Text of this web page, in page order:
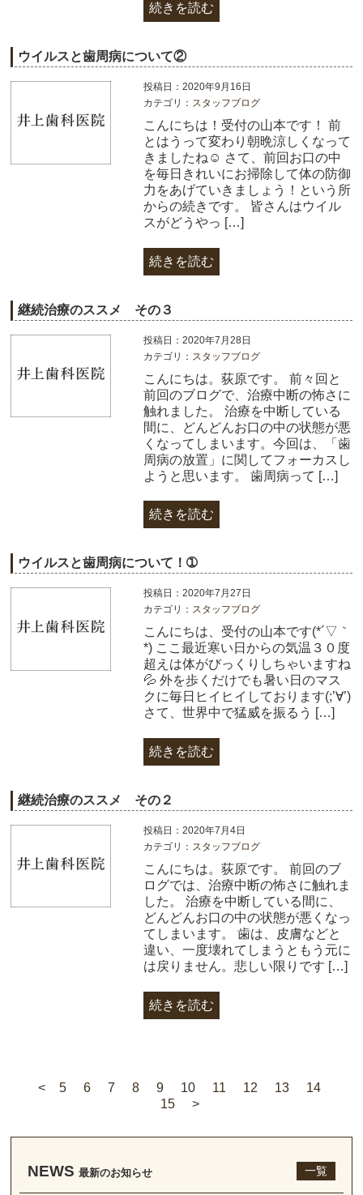
続きを読む
ウイルスと歯周病について②
投稿日：2020年9月16日
カテゴリ： スタッフブログ
こんにちは！受付の山本です！ 前
とはうって変わり朝晩涼しくなって
きましたね☺ さて、前回お口の中
を毎日きれいにお掃除して体の防御
力をあげていきましょう！​という所
からの続きです。 皆さんはウイル
スがどうやっ […]
続きを読む
継続治療のススメ その３
投稿日：2020年7月28日
カテゴリ： スタッフブログ
こんにちは。荻原です。 前々回と
前回のブログで、治療中断の怖さに
触れました。 治療を中断している
間に、どんどんお口の中の状態が悪
くなってしまいます。今回は、「歯
周病の放置」に関してフォーカスし
ようと思います。 歯周病って […]
続きを読む
ウイルスと歯周病について！➀
投稿日：2020年7月27日
カテゴリ： スタッフブログ
こんにちは、受付の山本です(*´▽｀
*) ここ最近寒い日からの気温３０度
超えは体がびっくりしちゃいますね
💦 外を歩くだけでも暑い日のマス
クに毎日ヒイヒイしております(;’∀’)
さて、世界中で猛威を振るう […]
続きを読む
継続治療のススメ その２
投稿日：2020年7月4日
カテゴリ： スタッフブログ
こんにちは。荻原です。 前回のブ
ログでは、治療中断の怖さに触れま
した。 治療を中断している間に、
どんどんお口の中の状態が悪くなっ
てしまいます。 歯は、皮膚などと
違い、一度壊れてしまうともう元に
は戻りません。悲しい限りです […]
続きを読む
< 5 6 7 8 9 10 11 12 13
14
15
>
NEWS 最新のお知らせ 一覧